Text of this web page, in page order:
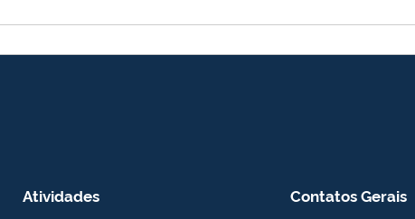
Atividades Contatos Gerais